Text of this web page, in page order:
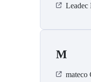
Leadec
M
mateco